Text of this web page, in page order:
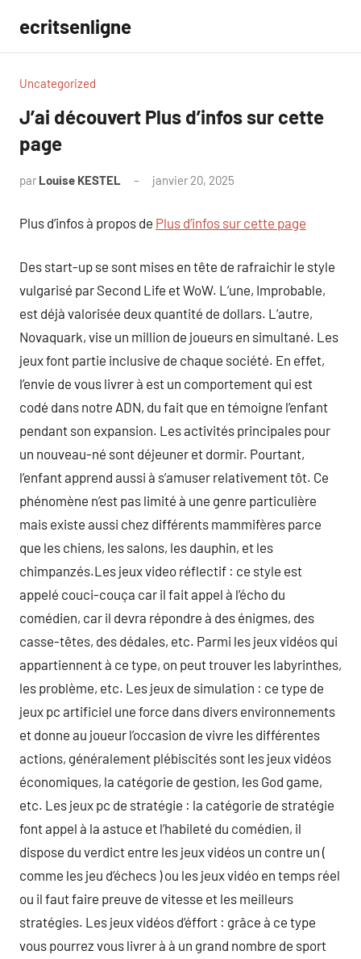
contenu
ecritsenligne
Uncategorized
J’ai découvert Plus d’infos sur cette
page
par Louise KESTEL janvier 20, 2025
Plus d’infos à propos de Plus d’infos sur cette page
Des start-up se sont mises en tête de rafraichir le style
vulgarisé par Second Life et WoW. L’une, Improbable,
est déjà valorisée deux quantité de dollars. L’autre,
Novaquark, vise un million de joueurs en simultané. Les
jeux font partie inclusive de chaque société. En effet,
l’envie de vous livrer à est un comportement qui est
codé dans notre ADN, du fait que en témoigne l’enfant
pendant son expansion. Les activités principales pour
un nouveau-né sont déjeuner et dormir. Pourtant,
l’enfant apprend aussi à s’amuser relativement tôt. Ce
phénomène n’est pas limité à une genre particulière
mais existe aussi chez différents mammifères parce
que les chiens, les salons, les dauphin, et les
chimpanzés.Les jeux video réflectif : ce style est
appelé couci-couça car il fait appel à l’écho du
comédien, car il devra répondre à des énigmes, des
casse-têtes, des dédales, etc. Parmi les jeux vidéos qui
appartiennent à ce type, on peut trouver les labyrinthes,
les problème, etc. Les jeux de simulation : ce type de
jeux pc artificiel une force dans divers environnements
et donne au joueur l’occasion de vivre les différentes
actions, généralement plébiscités sont les jeux vidéos
économiques, la catégorie de gestion, les God game,
etc. Les jeux pc de stratégie : la catégorie de stratégie
font appel à la astuce et l’habileté du comédien, il
dispose du verdict entre les jeux vidéos un contre un (
comme les jeu d’échecs ) ou les jeux vidéo en temps réel
ou il faut faire preuve de vitesse et les meilleurs
stratégies. Les jeux vidéos d’éffort : grâce à ce type
vous pourrez vous livrer à à un grand nombre de sport